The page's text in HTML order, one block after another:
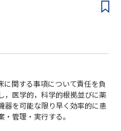
in Japanese (written/oral/int
proven ability to think strate
experience includes glo
digital/automation to
に関する事項について責任を負
，医学的，科学的根拠並びに薬
器を可能な限り早く効率的に患
管理・実行する。